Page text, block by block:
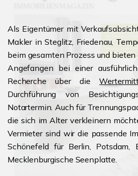
Als Eigentümer mit
Makler in Steglitz, Friedenau,
beim gesamten Prozess und bieten
Angefangen bei einer
Recherche über die
Durchführung von
Notartermin. Auch für
die sich im Alter verkleinern
Vermieter sind wir die passende
Schönefeld für Berlin, Potsdam,
Mecklenburgische Seenplatte.